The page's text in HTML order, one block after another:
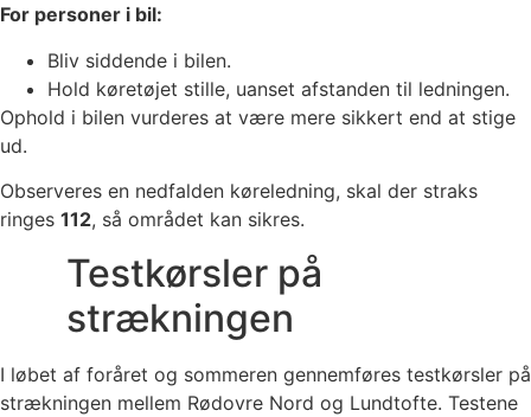
For personer i bil:
Bliv siddende i bilen.
Hold køretøjet stille, uanset afstanden til ledningen.
Ophold i bilen vurderes at være mere sikkert end at stige
ud.
Observeres en nedfalden køreledning, skal der straks
ringes 112, så området kan sikres.
Testkørsler på
strækningen
I løbet af foråret og sommeren gennemføres testkørsler på
strækningen mellem Rødovre Nord og Lundtofte. Testene